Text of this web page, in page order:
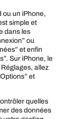
ou un iPhone,
simple et
dans les
ou
et enfin
Sur iPhone, le
allez
et
quelles
des données